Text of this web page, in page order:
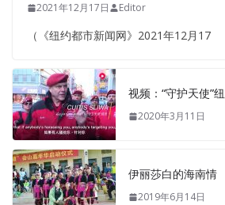
2021年12月17日 Editor
（《纽约都市新闻网》2021年12月17
视频：“守护天使”
2020年3月11日
伊丽莎白的海南情
2019年6月14日